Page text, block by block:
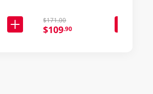
$171.00
$109.90